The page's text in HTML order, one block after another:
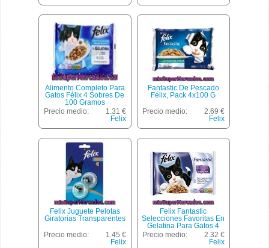
Alimento Completo Para
Gatos Félix 4 Sobres De
100 Gramos
Precio medio:
1.31 €
Felix
Fantastic De Pescado
Félix, Pack 4x100 G
Precio medio:
2.69 €
Felix
Felix Juguete Pelotas
Giratorias Transparentes
Precio medio:
1.45 €
Felix
Felix Fantastic
Selecciones Favoritas En
Gelatina Para Gatos 4
Unidades Sobre 100 G
Precio medio:
2.32 €
Felix